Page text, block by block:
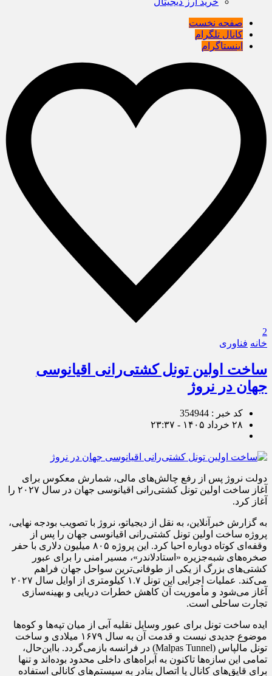
صفحه نخست
کانال تلگرام
اینستاگرام
2
خانه فناوری
ساخت اولین تونل کشتی‌رانی اقیانوسی
جهان در نروژ
کد خبر : 354944
۲۸ خرداد ۱۴۰۵ - ۲۳:۳۷
دولت نروژ پس از رفع چالش‌های مالی، شمارش معکوس برای
آغاز ساخت اولین تونل کشتی‌رانی اقیانوسی جهان در سال ۲۰۲۷ را
آغاز کرد.
به گزارش خبرآنلاین، به نقل از دیجیاتو، نروژ با تصویب بودجه نهایی،
پروژه ساخت اولین تونل کشتی‌رانی اقیانوسی جهان را پس از
وقفه‌ای کوتاه دوباره احیا کرد. این پروژه ۸۰۵ میلیون دلاری با حفر
صخره‌های شبه‌جزیره «استادلاندر»، مسیر امنی را برای عبور
کشتی‌های بزرگ از یکی از طوفانی‌ترین سواحل جهان فراهم
می‌کند. عملیات اجرایی این تونل ۱.۷ کیلومتری از اوایل سال ۲۰۲۷
آغاز می‌شود و مأموریت آن کاهش خطرات دریایی و بهینه‌سازی
تجارت ساحلی است.
ایده ساخت تونل برای عبور وسایل نقلیه آبی از میان تپه‌ها و کوه‌ها
موضوع جدیدی نیست و قدمت آن به سال ۱۶۷۹ میلادی و ساخت
تونل مالپاس (Malpas Tunnel) در فرانسه بازمی‌گردد. بااین‌حال،
تمامی این سازه‌ها تاکنون به آبراه‌های داخلی محدود بوده‌اند و تنها
برای قایق‌های کانال یا اتصال بنادر به سیستم‌های کانالی استفاده